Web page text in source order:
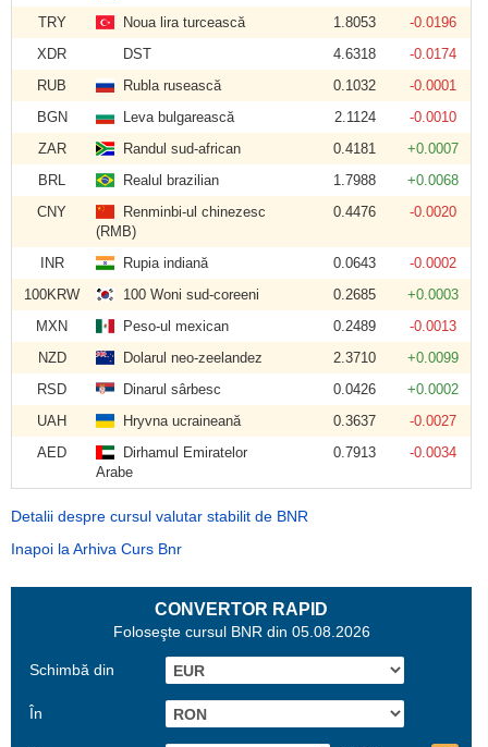
TRY
Noua lira turcească 1.8053
-0.0196
XDR
DST 4.6318
-0.0174
RUB
Rubla rusească 0.1032
-0.0001
BGN
Leva bulgarească 2.1124
-0.0010
ZAR
Randul sud-african 0.4181
+0.0007
BRL
Realul brazilian 1.7988
+0.0068
CNY
Renminbi-ul chinezesc
(RMB)
0.4476 -0.0020
INR Rupia indiană 0.0643
-0.0002
100KRW
100 Woni sud-coreeni 0.2685
+0.0003
MXN
Peso-ul mexican 0.2489
-0.0013
NZD
Dolarul neo-zeelandez 2.3710
+0.0099
RSD
Dinarul sârbesc 0.0426
+0.0002
UAH
Hryvna ucraineană 0.3637
-0.0027
AED
Dirhamul Emiratelor
Arabe
0.7913 -0.0034
Detalii despre cursul valutar stabilit de BNR
Inapoi la Arhiva Curs Bnr
CONVERTOR RAPID
Foloseşte cursul BNR din 05.08.2026
Schimbă din
În